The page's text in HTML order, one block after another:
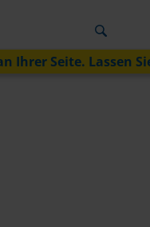
Ihrer Seite. Lassen